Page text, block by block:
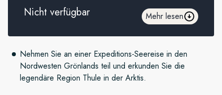
Nehmen Sie an einer Expeditions-Seereise in den
Nordwesten Grönlands teil und erkunden Sie die
legendäre Region Thule in der Arktis.
Nicht verfügbar Mehr lesen